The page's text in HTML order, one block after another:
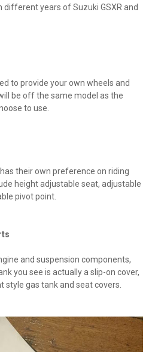
years of Suzuki GSXR and
to provide your own wheels and
be off the same model as the
to use.
their own preference on riding
height adjustable seat, adjustable
pivot point.
and suspension components,
you see is actually a slip-on cover,
gas tank and seat covers.